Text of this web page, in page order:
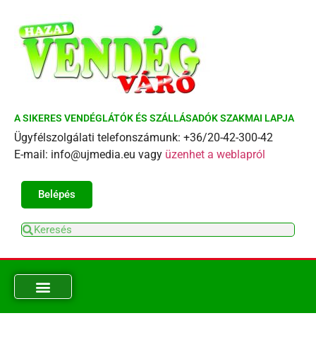
A SIKERES VENDÉGLÁTÓK ÉS SZÁLLÁSADÓK SZAKMAI LAPJA
Ügyfélszolgálati telefonszámunk: +36/20-42-300-42
E-mail: info@ujmedia.eu vagy üzenhet a weblapról
Belépés